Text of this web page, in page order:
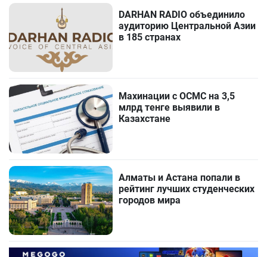
DARHAN RADIO объединило
аудиторию Центральной Азии
в 185 странах
Махинации с ОСМС на 3,5
млрд тенге выявили в
Казахстане
Алматы и Астана попали в
рейтинг лучших студенческих
городов мира